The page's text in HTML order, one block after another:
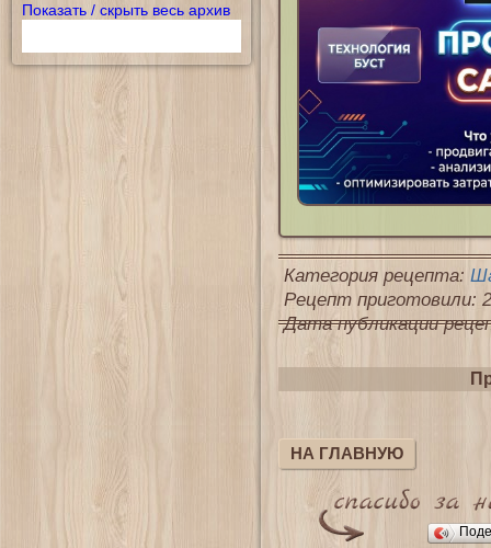
Показать / скрыть весь архив
Категория рецепта:
Рецепт приготовили:
Дата публикации
НА ГЛАВНУЮ